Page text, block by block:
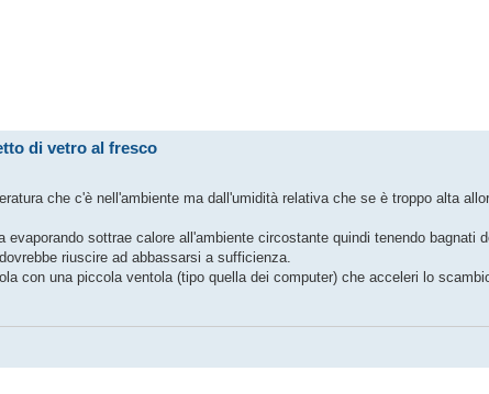
di vetro al fresco
che c'è nell'ambiente ma dall'umidità relativa che se è troppo alta
sottrae calore all'ambiente circostante quindi tenendo bagnati
riuscire ad abbassarsi a sufficienza.
con una piccola ventola (tipo quella dei computer) che acceleri lo